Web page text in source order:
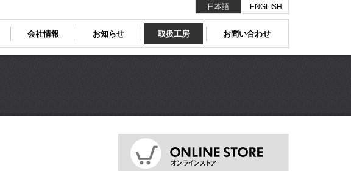
会社情報 お知らせ 取扱工房 お問い合わせ
日本語 ENGLISH